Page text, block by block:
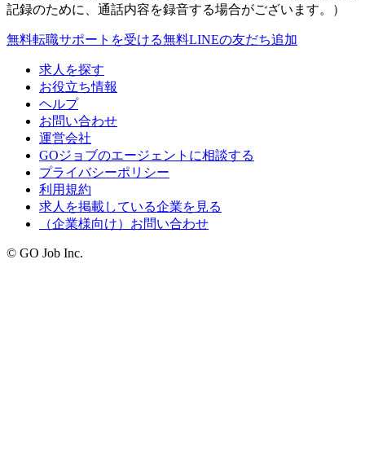
記録のために、通話内容を録音する場合がございます。）
無料転職サポートを受ける無料LINEの友だち追加
求人を探す
お役立ち情報
ヘルプ
お問い合わせ
運営会社
GOジョブのエージェントに相談する
プライバシーポリシー
利用規約
求人を掲載している企業を見る
（企業様向け）お問い合わせ
© GO Job Inc.